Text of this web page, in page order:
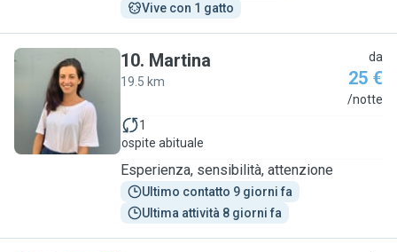
Vive con 1 gatto
M
10. Martina
19.5 km
da
25 €
/notte
1
ospite abituale
Esperienza, sensibilità, attenzione
Ultimo contatto 9 giorni fa
Ultima attività 8 giorni fa